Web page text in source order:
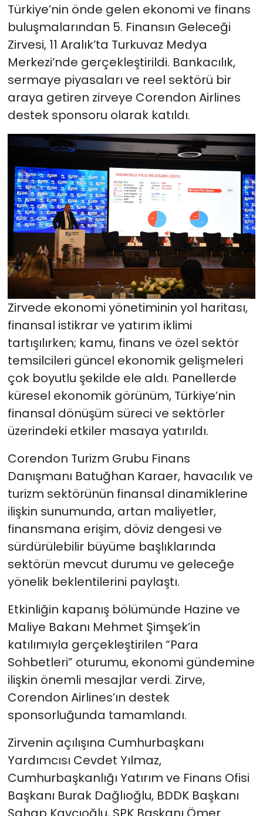
Türkiye’nin önde gelen ekonomi ve finans
buluşmalarından 5. Finansın Geleceği
Zirvesi, 11 Aralık’ta Turkuvaz Medya
Merkezi’nde gerçekleştirildi. Bankacılık,
sermaye piyasaları ve reel sektörü bir
araya getiren zirveye Corendon Airlines
destek sponsoru olarak katıldı.
Zirvede ekonomi yönetiminin yol haritası,
finansal istikrar ve yatırım iklimi
tartışılırken; kamu, finans ve özel sektör
temsilcileri güncel ekonomik gelişmeleri
çok boyutlu şekilde ele aldı. Panellerde
küresel ekonomik görünüm, Türkiye’nin
finansal dönüşüm süreci ve sektörler
üzerindeki etkiler masaya yatırıldı.
Corendon Turizm Grubu Finans
Danışmanı Batuğhan Karaer, havacılık ve
turizm sektörünün finansal dinamiklerine
ilişkin sunumunda, artan maliyetler,
finansmana erişim, döviz dengesi ve
sürdürülebilir büyüme başlıklarında
sektörün mevcut durumu ve geleceğe
yönelik beklentilerini paylaştı.
Etkinliğin kapanış bölümünde Hazine ve
Maliye Bakanı Mehmet Şimşek’in
katılımıyla gerçekleştirilen “Para
Sohbetleri” oturumu, ekonomi gündemine
ilişkin önemli mesajlar verdi. Zirve,
Corendon Airlines’ın destek
sponsorluğunda tamamlandı.
Zirvenin açılışına Cumhurbaşkanı
Yardımcısı Cevdet Yılmaz,
Cumhurbaşkanlığı Yatırım ve Finans Ofisi
Başkanı Burak Dağlıoğlu, BDDK Başkanı